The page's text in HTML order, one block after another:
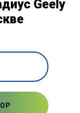
Geely